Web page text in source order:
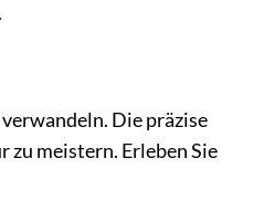
Die präzise
zu meistern. Erleben Sie